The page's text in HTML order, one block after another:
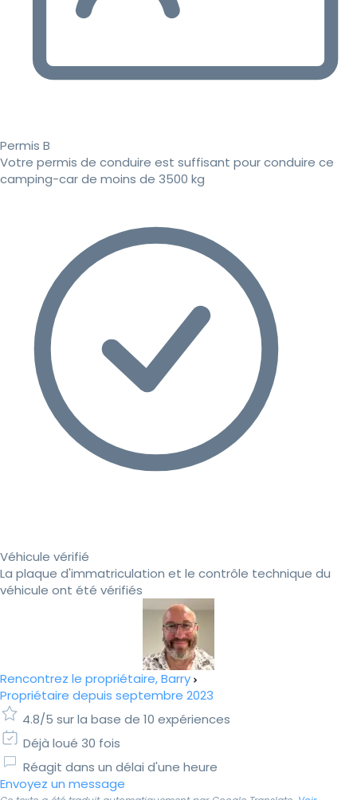
Permis B
Votre permis de conduire est suffisant pour conduire ce
camping-car de moins de 3500 kg
Véhicule vérifié
La plaque d'immatriculation et le contrôle technique du
véhicule ont été vérifiés
Rencontrez le propriétaire, Barry
Propriétaire depuis septembre 2023
4.8/5 sur la base de 10 expériences
Déjà loué 30 fois
Réagit dans un délai d'une heure
Envoyez un message